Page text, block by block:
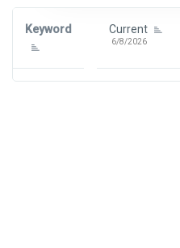
Keyword Current
6/8/2026